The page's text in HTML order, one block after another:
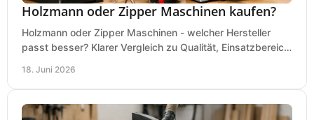
Holzmann oder Zipper Maschinen kaufen?
Holzmann oder Zipper Maschinen - welcher Hersteller
passt besser? Klarer Vergleich zu Qualität, Einsatzbereich,
18. Juni 2026